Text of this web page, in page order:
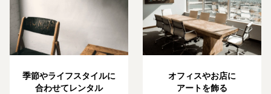
季節やライフスタイルに
合わせてレンタル
オフィスやお店に
アートを飾る